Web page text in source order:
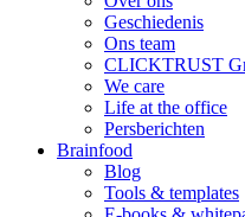
Geschiedenis
Ons team
CLICKTRUST
We care
Life at the office
Persberichten
Brainfood
Blog
Tools & templates